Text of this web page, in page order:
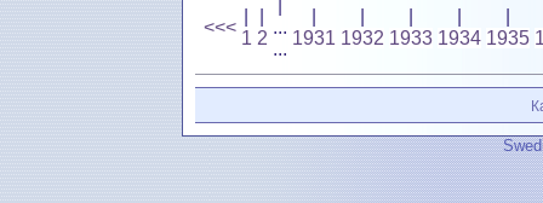
<<<
1 2
...
...
1931 1932 1933 1934 1935